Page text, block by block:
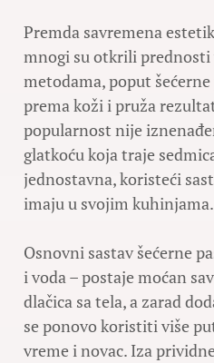
Premda savremena
mnogi su otkrili
metodama, poput
prema koži i pruža
popularnost nije
glatkoću koja traje
jednostavna, koristeći
imaju u svojim kuhinjama.
Osnovni sastav šećerne
i voda – postaje moćan
dlačica sa tela, a zarad
se ponovo koristiti više
vreme i novac. Iza